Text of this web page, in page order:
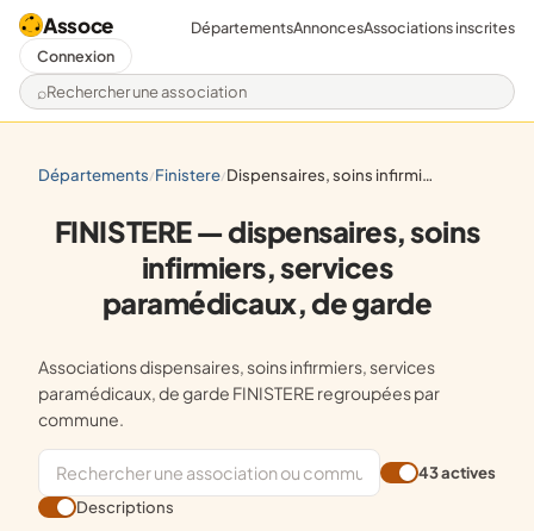
Assoce
Rechercher une association
DépartementsAnnoncesAssociations inscrites
Connexion
départements/ finistere/ dispensaires, soins infirmiers, services paramédicaux, de garde
FINISTERE — dispensaires, soins
infirmiers, services
paramédicaux, de garde
Associations dispensaires, soins infirmiers, services
paramédicaux, de garde FINISTERE regroupées par
commune.
43 actives
Descriptions